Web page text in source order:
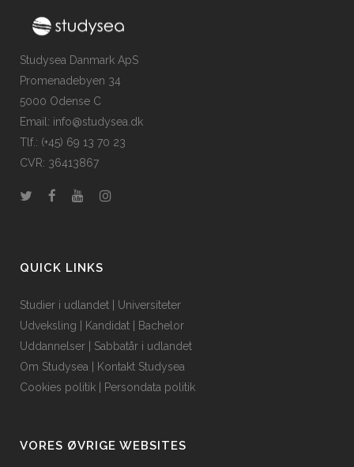
Studysea Danmark ApS
Promenadebyen 34
5000 Odense C
Email: info@studysea.dk
Tlf.: (+45) 69 13 70 23
CVR: 36413867
QUICK LINKS
Studier i udlandet
Universiteter
Udveksling
Kandidat
Bachelor
Uddannelser
Sabbatår i udlandet
Om Studysea
Kontakt Studysea
Cookies politik
Persondata politik
VORES ØVRIGE WEBSITES